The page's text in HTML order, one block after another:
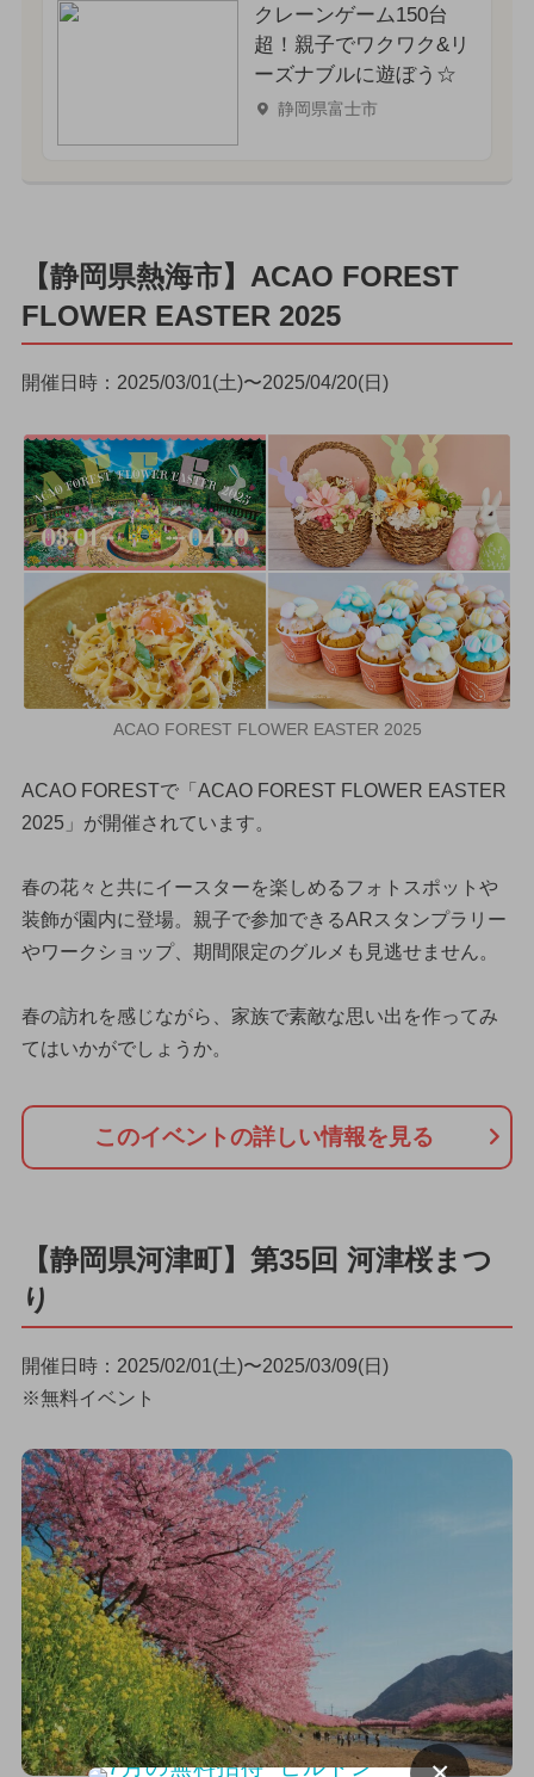
クレーンゲーム150台
超！親子でワクワク&リ
ーズナブルに遊ぼう☆
静岡県富士市
【静岡県熱海市】ACAO FOREST
FLOWER EASTER 2025
開催日時：2025/03/01(土)〜2025/04/20(日)
ACAO FOREST FLOWER EASTER 2025
ACAO FORESTで「ACAO FOREST FLOWER EASTER
2025」が開催されています。
春の花々と共にイースターを楽しめるフォトスポットや
装飾が園内に登場。親子で参加できるARスタンプラリー
やワークショップ、期間限定のグルメも見逃せません。
春の訪れを感じながら、家族で素敵な思い出を作ってみ
てはいかがでしょうか。
このイベントの詳しい情報を見る
【静岡県河津町】第35回 河津桜まつ
り
開催日時：2025/02/01(土)〜2025/03/09(日)
※無料イベント